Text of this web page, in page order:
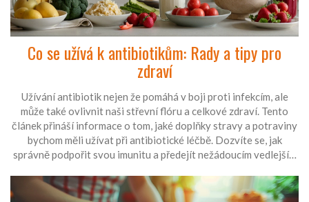
Co se užívá k antibiotikům: Rady a tipy pro
zdraví
Užívání antibiotik nejen že pomáhá v boji proti infekcím, ale
může také ovlivnit naši střevní flóru a celkové zdraví. Tento
článek přináší informace o tom, jaké doplňky stravy a potraviny
bychom měli užívat při antibiotické léčbě. Dozvíte se, jak
správně podpořit svou imunitu a předejít nežádoucím vedlejším